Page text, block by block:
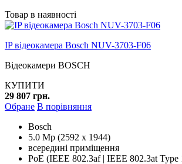
Товар в наявності
IP відеокамера Bosch NUV-3703-F06
Відеокамери BOSCH
КУПИТИ
29 807 грн.
Обране В порівняння
Bosch
5.0 Mp (2592 x 1944)
всередині приміщення
PoE (IEEE 802.3af | IEEE 802.3at Type